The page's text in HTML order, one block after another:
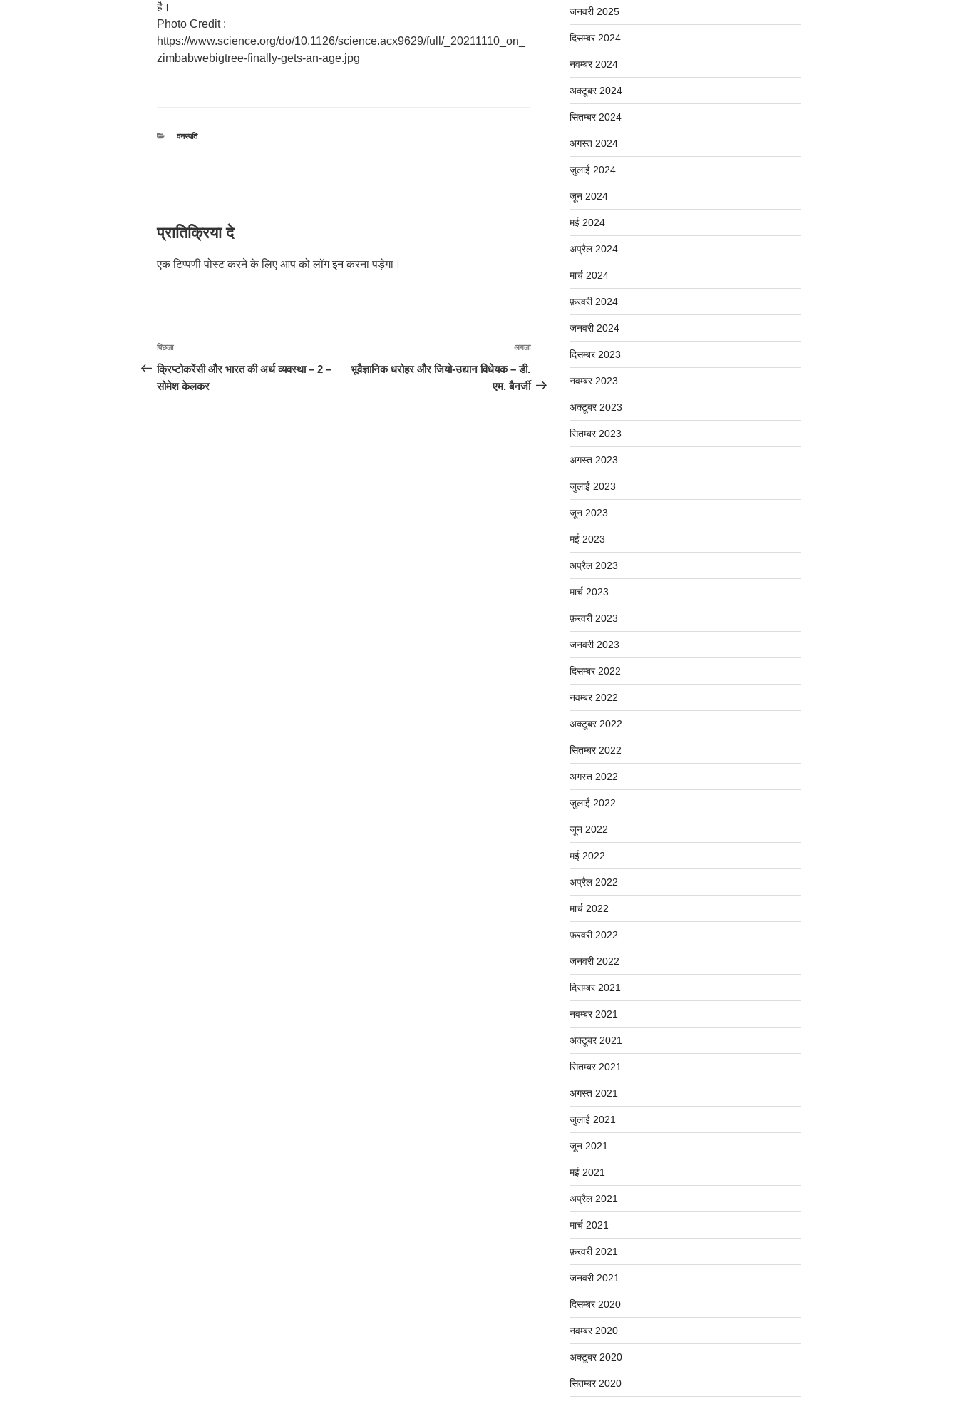
है।
Photo Credit :
https://www.science.org/do/10.1126/science.acx9629/full/_20211110_on_
zimbabwebigtree-finally-gets-an-age.jpg
श्रेणियाँ
वनस्पति
प्रातिक्रिया दे
एक टिप्पणी पोस्ट करने के लिए आप कोलॉग इनकरना पड़ेगा।
पोस्ट
नेविगेशन
पिछला
पोस्ट:
पिछला
क्रिप्टोकरेंसी और भारत की अर्थ व्यवस्था – 2 –
सोमेश केलकर
अगली
अगला
भूवैज्ञानिक धरोहर और जियो-उद्यान विधेयक – डी.
एम. बैनर्जी
जनवरी 2025
दिसम्बर 2024
नवम्बर 2024
अक्टूबर 2024
सितम्बर 2024
अगस्त 2024
जुलाई 2024
जून 2024
मई 2024
अप्रैल 2024
मार्च 2024
फ़रवरी 2024
जनवरी 2024
दिसम्बर 2023
नवम्बर 2023
अक्टूबर 2023
सितम्बर 2023
अगस्त 2023
जुलाई 2023
जून 2023
मई 2023
अप्रैल 2023
मार्च 2023
फ़रवरी 2023
जनवरी 2023
दिसम्बर 2022
नवम्बर 2022
अक्टूबर 2022
सितम्बर 2022
अगस्त 2022
जुलाई 2022
जून 2022
मई 2022
अप्रैल 2022
मार्च 2022
फ़रवरी 2022
जनवरी 2022
दिसम्बर 2021
नवम्बर 2021
अक्टूबर 2021
सितम्बर 2021
अगस्त 2021
जुलाई 2021
जून 2021
मई 2021
अप्रैल 2021
मार्च 2021
फ़रवरी 2021
जनवरी 2021
दिसम्बर 2020
नवम्बर 2020
अक्टूबर 2020
सितम्बर 2020